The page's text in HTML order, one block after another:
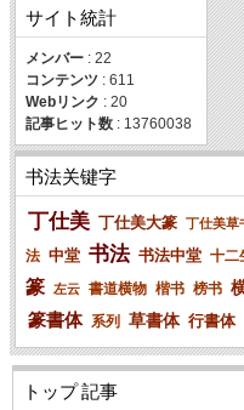
サイト統計
メンバー : 22
コンテンツ : 611
Webリンク : 20
記事ヒット数 : 13760038
书法关键字
丁仕美 丁仕美大篆 丁仕美草
法 中堂 书法 书法中堂 十二
篆 左云 書道横物 楷书 榜书
篆書体 系列 草書体 行書体
トップ 記事